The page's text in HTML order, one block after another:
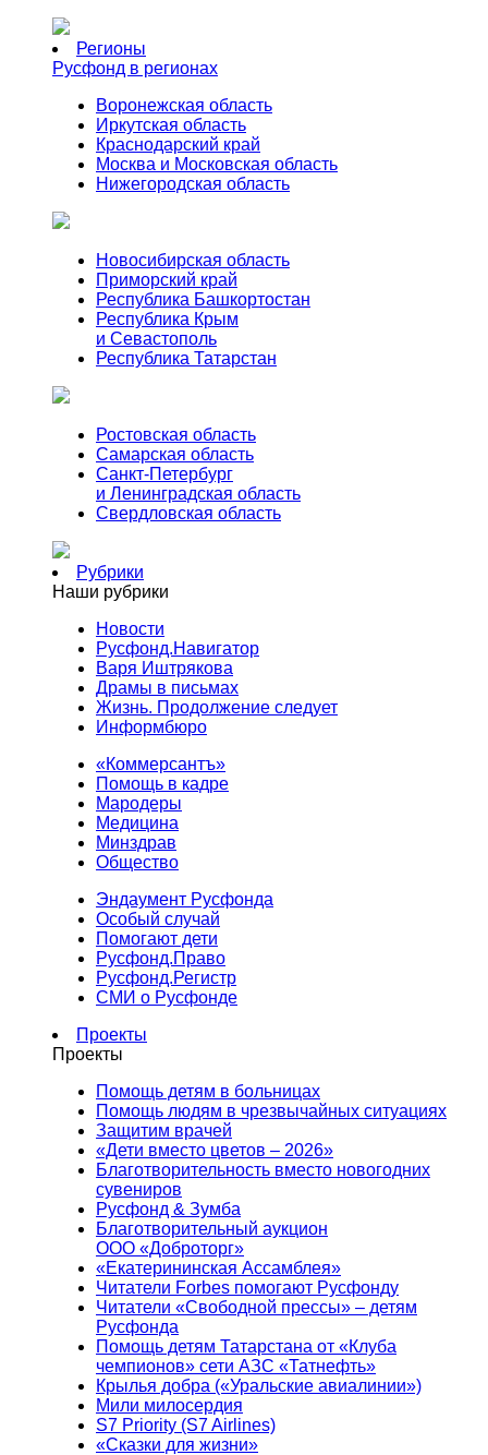
Регионы
Русфонд в регионах
Воронежская область
Иркутская область
Краснодарский край
Москва и Московская область
Нижегородская область
Новосибирская область
Приморский край
Республика Башкортостан
Республика Крым
и Севастополь
Республика Татарстан
Ростовская область
Самарская область
Санкт-Петербург
и Ленинградская область
Свердловская область
Рубрики
Наши рубрики
Новости
Русфонд.Навигатор
Варя Иштрякова
Драмы в письмах
Жизнь. Продолжение следует
Информбюро
«Коммерсантъ»
Помощь в кадре
Мародеры
Медицина
Минздрав
Общество
Эндаумент Русфонда
Особый случай
Помогают дети
Русфонд.Право
Русфонд.Регистр
СМИ о Русфонде
Проекты
Проекты
Помощь детям в больницах
Помощь людям в чрезвычайных ситуациях
Защитим врачей
«Дети вместо цветов – 2026»
Благотворительность вместо новогодних
сувениров
Русфонд & Зумба
Благотворительный аукцион
ООО «Доброторг»
«Екатерининская Ассамблея»
Читатели Forbes помогают Русфонду
Читатели «Свободной прессы» – детям
Русфонда
Помощь детям Татарстана от «Клуба
чемпионов» сети АЗС «Татнефть»
Крылья добра («Уральские авиалинии»)
Мили милосердия
S7 Priority (S7 Airlines)
«Сказки для жизни»